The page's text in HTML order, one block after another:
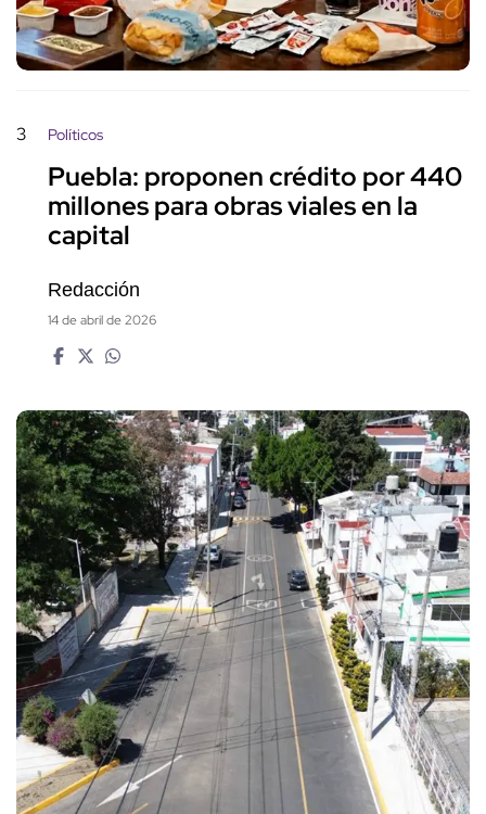
3 Políticos
Puebla: proponen crédito por 440
millones para obras viales en la
capital
Redacción
14 de abril de 2026